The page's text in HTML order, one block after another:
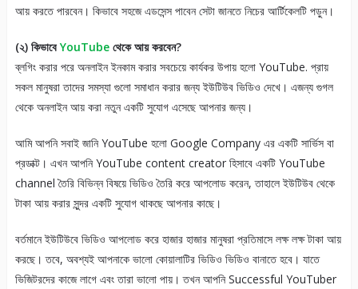
আয় করতে পারবেন। কিভাবে সহজে এডসেন্স পাবেন সেটা জানতে নিচের আর্টিকেলটি পড়ুন।
(২) কিভাবেYouTube থেকে আয় করবেন?
ব্লগিং করার পরে অনলাইন ইনকাম করার সবচেয়ে কার্যকর উপায় হলো YouTube. প্রায়
সকল মানুষরা তাদের সমস্যা গুলো সমাধান করার জন্য ইউটিউব ভিডিও দেখে। এজন্য গুগল
থেকে অনলাইন আয় করা নতুন একটি সুযোগ এসেছে আপনার জন্য।
আমি আপনি সবাই জানি YouTube হলো Google Company এর একটি সার্ভিস বা
প্রডাক্ট। এখন আপনি YouTube content creator হিসাবে একটি YouTube
channel তৈরি বিভিন্ন বিষয়ে ভিডিও তৈরি করে আপলোড করেন, তাহালে ইউটিউব থেকে
টাকা আয় করার সুন্দর একটি সুযোগ থাকছে আপনার কাছে।
বর্তমানে ইউটিউবে ভিডিও আপলোড করে হাজার হাজার মানুষরা প্রতিমাসে লক্ষ লক্ষ টাকা আয়
করছে। তবে, অবশ্যই আপনাকে ভালো কোয়ালাটির ভিডিও ভিডিও বানাতে হবে। যাতে
ভিজিটরদের কাজে লাগে এবং তারা ভালো পায়। তখন আপনি Successful YouTuber